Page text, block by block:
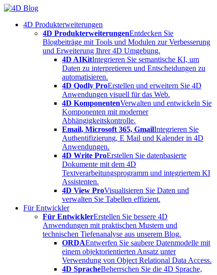
Skip
content4D Produkterweiterungen
4D ProdukterweiterungenEntdecken Sie
Blogbeiträge mit Tools und Modulen zur Verbesserung
und Erweiterung Ihrer 4D Umgebung.
4D AIKitIntegrieren Sie semantische KI, um
Daten zu interpretieren und Entscheidungen zu
automatisieren.
4D Qodly ProErstellen und erweitern Sie 4D
Anwendungen visuell für das Web.
4D KomponentenVerwalten und entwickeln Sie
Komponenten mit moderner
Abhängigkeitskontrolle.
Email, Microsoft 365, GmailIntegrieren Sie
Authentifizierung, E Mail und Kalender in 4D
Anwendungen.
4D Write ProErstellen Sie datenbasierte
Dokumente mit dem 4D
Textverarbeitungsprogramm und integriertem KI
Assistenten.
4D View ProVisualisieren Sie Daten und
verwalten Sie Tabellen effizient.
Für Entwickler
Für EntwicklerErstellen Sie bessere 4D
Anwendungen mit praktischen Mustern und
technischen Tiefenanalyse aus unserem Blog.
ORDAEntwerfen Sie saubere Datenmodelle mit
einem objektorientierten Ansatz unter
Verwendung von Object Relational Data Access.
4D SpracheBeherrschen Sie die 4D Sprache,